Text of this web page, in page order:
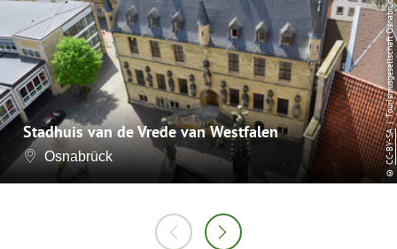
Stadhuis van de Vrede van Westfalen
Osnabrück
©
CC-BY-SA